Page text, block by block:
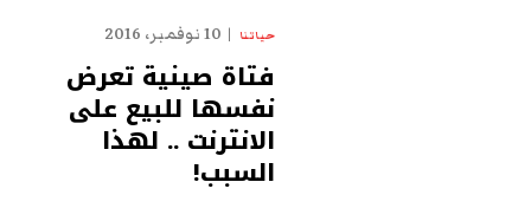
حياتنا 10 نوفمبر، 2016
فتاة صينية تعرض
نفسها للبيع على
الانترنت .. لهذا
السبب!